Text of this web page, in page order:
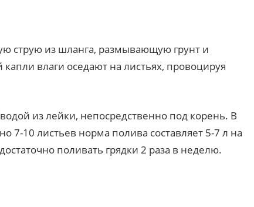
струю из шланга, размывающую грунт и
влаги оседают на листьях, провоцируя
из лейки, непосредственно под корень. В
7-10 листьев норма полива составляет 5-7 л на
поливать грядки 2 раза в неделю.